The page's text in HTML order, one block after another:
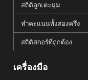
สถิติลูกเตะมุม
ทำคะแนนทั้งสองครึ่ง
สถิติสกอร์ที่ถูกต้อง
เครื่องมือ